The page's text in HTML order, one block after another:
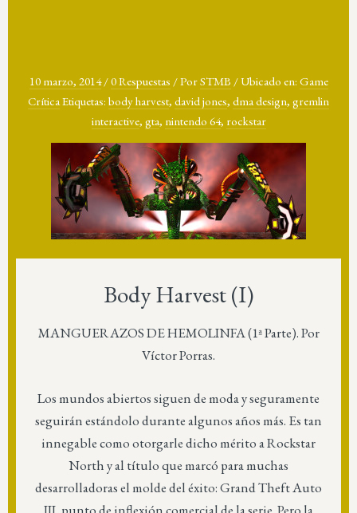
10 marzo, 2014 /0 Respuestas /PorSTMB /Ubicado en: Game
CríticaEtiquetas: body harvest, david jones, dma design, gremlin
interactive, gta, nintendo 64, rockstar
Body Harvest (I)
MANGUERAZOS DE HEMOLINFA (1ª Parte). Por
Víctor Porras.
Los mundos abiertos siguen de moda y seguramente
seguirán estándolo durante algunos años más. Es tan
innegable como otorgarle dicho mérito a Rockstar
North y al título que marcó para muchas
desarrolladoras el molde del éxito: Grand Theft Auto
III, punto de inflexión comercial de la serie. Pero la